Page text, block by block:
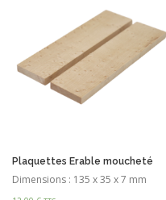
Plaquettes Erable moucheté
Dimensions : 135 x 35 x 7 mm